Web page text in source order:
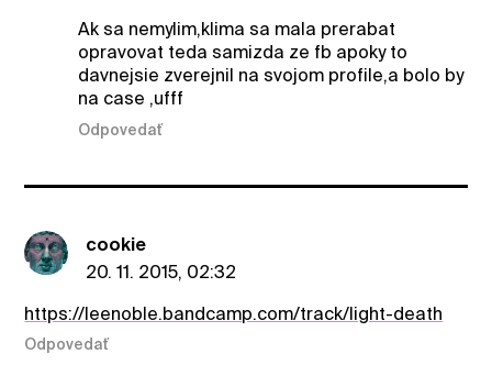
Ak sa nemylim,klima sa mala prerabat
opravovat teda samizda ze fb apoky to
davnejsie zverejnil na svojom profile,a bolo by
na case ,ufff
Odpovedať
cookie
20. 11. 2015, 02:32
https://leenoble.bandcamp.com/track/light-death
Odpovedať